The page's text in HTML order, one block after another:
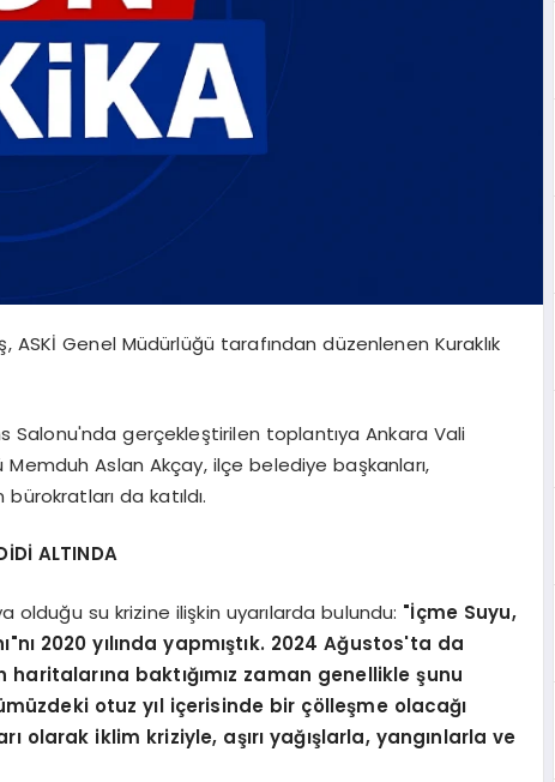
ASKİ Genel Müdürlüğü tarafından düzenlenen Kuraklık
Salonu'nda gerçekleştirilen toplantıya Ankara Vali
Memduh Aslan Akçay, ilçe belediye başkanları,
da katıldı.
ALTINDA
olduğu su krizine ilişkin uyarılarda bulundu: "İçme Suyu,
2020 yılında yapmıştık. 2024 Ağustos'ta da
baktığımız zaman genellikle şunu
otuz yıl içerisinde bir çölleşme olacağı
olarak iklim kriziyle, aşırı yağışlarla, yangınlarla ve